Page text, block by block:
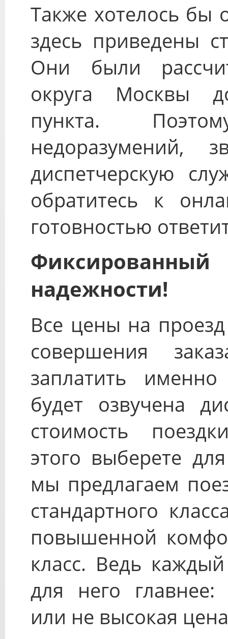
Также хотелось бы
здесь приведены
Они были
округа Москвы
пункта.
недоразумений,
диспетчерскую
обратитесь к
готовностью
надежности!
Все цены на
совершения
заплатить
будет озвучена
стоимость
этого выберете
мы предлагаем
стандартного
повышенной
класс. Ведь
для него
или не высокая